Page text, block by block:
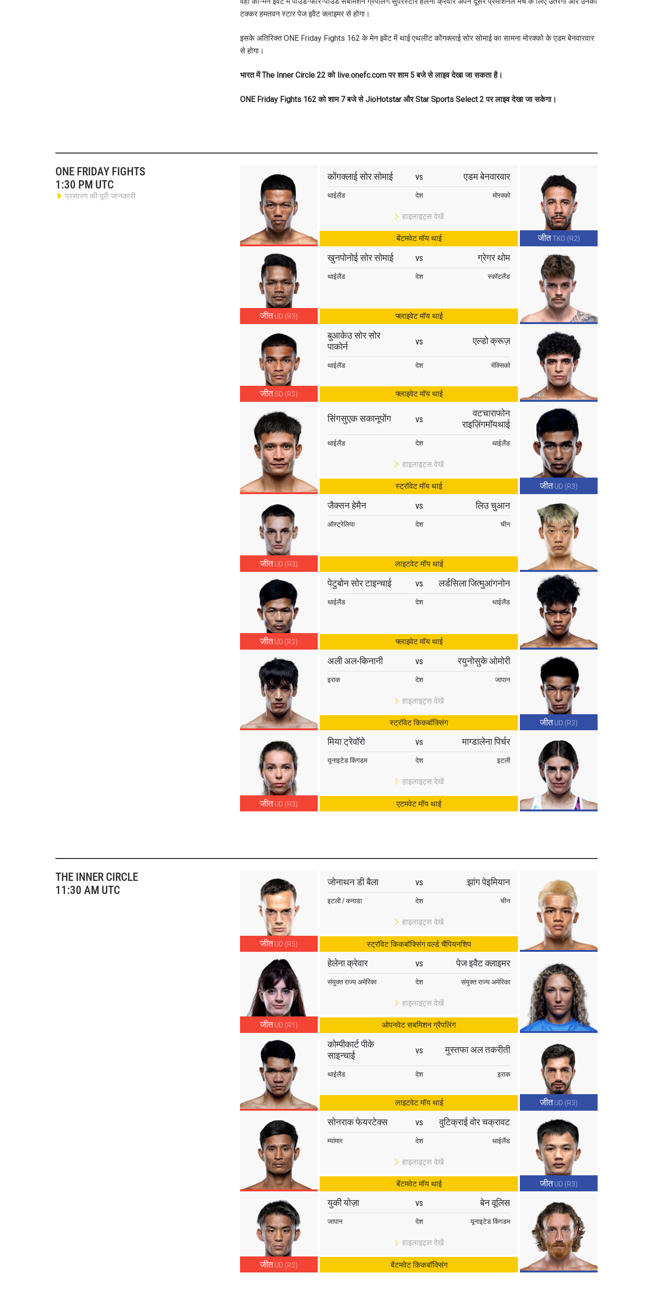
टक्कर हमतवन स्टार पेज इवैट क्लाइमर से होगा।
इसके अतिरिक्त ONE Friday Fights 162 के मेन इवेंट में थाई एथलीट कोंगक्लाई सोर सोमाई का सामना मोरक्को के एडम बेनवारवार
से होगा।
भारत में The Inner Circle 22 को live.onefc.com पर शाम 5 बजे से लाइव देखा जा सकता है।
ONE Friday Fights 162 को शाम 7 बजे से JioHotstar और Star Sports Select 2 पर लाइव देखा जा सकेगा।
ONE FRIDAY FIGHTS
1:30 PM UTC
प्रसारण की पूरी जानकारी
बेंटमवेट मॉय थाई जीत TKO (R2)
कोंगक्लाई सोर सोमाई VS एडम बेनवारवार
थाईलैंड देश मोरक्को
हाइलाइट्स देखें
फ्लाइवेट मॉय थाई
जीत UD (R3)
खुनपोनोई सोर सोमाई VS ग्रेगर थोम
थाईलैंड देश स्कॉटलैंड
फ्लाइवेट मॉय थाई
जीतSD (R3)
बुआकेउ सोर सोर
पाकोर्न
VS एल्डो क्रूज़
थाईलैंड देश मेक्सिको
स्ट्रॉवेट मॉय थाई जीत UD (R3)
सिंगसुएक सकानूपोंग VS
वटचाराफोन
राइज़िंगमॉयथाई
थाईलैंड देश थाईलैंड
हाइलाइट्स देखें
लाइटवेट मॉय थाई
जीत UD (R3)
जैक्सन हेमैन VS लिउ चुआन
ऑस्ट्रेलिया देश चीन
फ्लाइवेट मॉय थाई
जीत UD (R3)
पेटुबोन सोर टाइन्चाई VS लर्डसिला जित्मुआंगनोन
थाईलैंड देश थाईलैंड
स्ट्रॉवेट किकबॉक्सिंग जीत UD (R3)
अली अल-किनानी VS रयुनोसुके ओमोरी
इराक देश जापान
हाइलाइट्स देखें
एटमवेट मॉय थाई
जीत UD (R3)
मिया ट्रेवॉरो VS माग्डालेना पिर्चर
यूनाइटेड किंगडम देश इटली
हाइलाइट्स देखें
THE INNER CIRCLE
11:30 AM UTC
स्ट्रॉवेट किकबॉक्सिंग वर्ल्ड चैंपियनशिप
जीत UD (R5)
जोनाथन डी बैला VS झांग पेइमियान
इटली / कनाडा देश चीन
हाइलाइट्स देखें
ओपनवेट सबमिशन ग्रैपलिंग
जीत UD (R1)
हेलेना क्रेवार VS पेज इवैट क्लाइमर
संयुक्त राज्य अमेरिका देश संयुक्त राज्य अमेरिका
हाइलाइट्स देखें
लाइटवेट मॉय थाई जीत UD (R3)
कोम्पीकार्ट पीके
साइन्चाई
VS मुस्तफा अल तकरीती
थाईलैंड देश इराक
बेंटमवेट मॉय थाई जीत UD (R3)
सोनराक फेयरटेक्स VS वुटिक्राई वोर चक्रावट
म्यांमार देश थाईलैंड
हाइलाइट्स देखें
बेंटमवेट किकबॉक्सिंग
जीत UD (R3)
युकी योज़ा VS बेन वूलिस
जापान देश यूनाइटेड किंगडम
हाइलाइट्स देखें
प्रतिद्वंद्वी
इवेंट
हाइलाइट्स देखें
STAY IN THE KNOW
Take ONE Championship wherever you go! Sign up now to gain access to latest
news, unlock special offers and get first access to the best seats to our live events.
By submitting this form, you are agreeing to our collection, use and disclosure of
your information under ourPrivacy Policy. You may unsubscribe from these
communications at any time.